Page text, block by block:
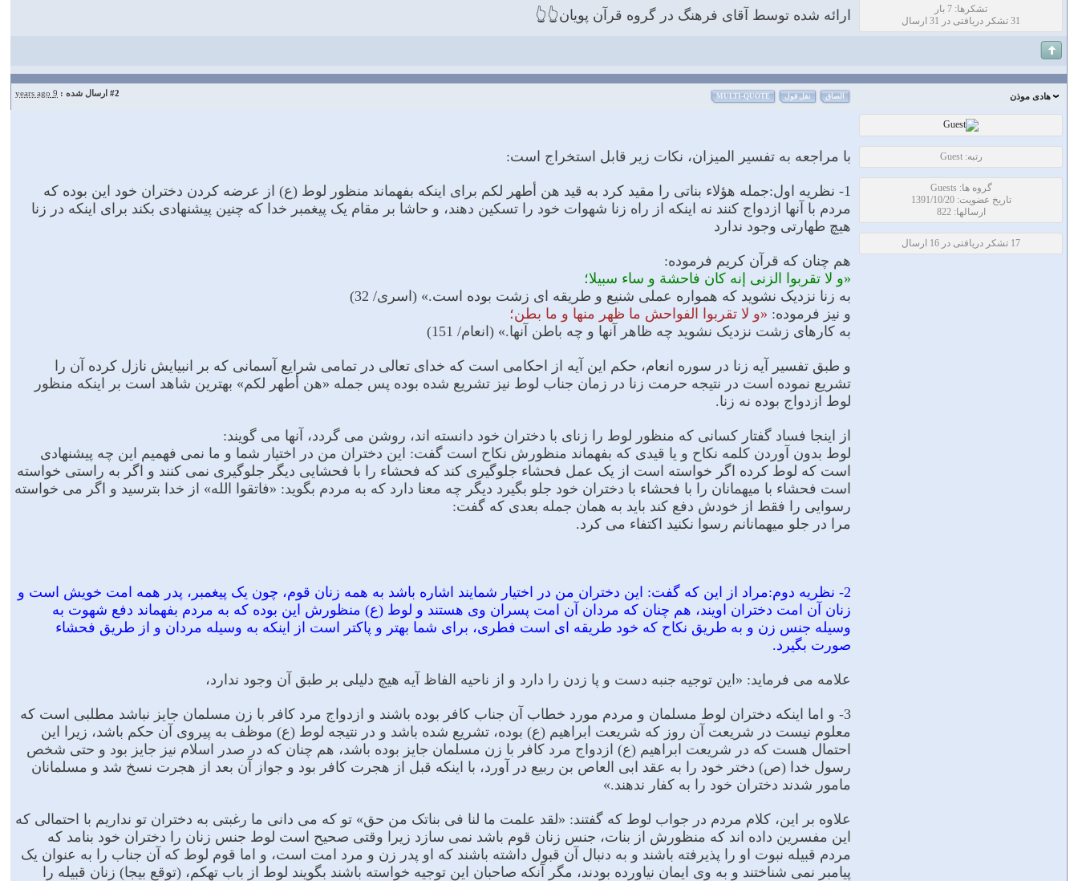
تشکرها: 7 بار
31 تشکر دریافتی در 31 ارسال
ارائه شده توسط آقای فرهنگ در گروه قرآن پویان👆👆
هادی موذن #2 ارسال شده : 9 years ago الصاق نقل قول MULTI-QUOTE
رتبه: Guest
گروه ها: Guests
تاریخ عضویت: 1391/10/20
ارسالها: 822
17 تشکر دریافتی در 16 ارسال
با مراجعه به تفسير الميزان، نكات زير قابل استخراج است:
1- نظريه اول:جمله هؤلاء بناتی را مقید کرد به قید هن أطهر لکم براى اینکه بفهماند منظور لوط (ع) از عرضه کردن دختران خود این بوده که
مردم با آنها ازدواج کنند نه اینکه از راه زنا شهوات خود را تسکین دهند، و حاشا بر مقام یک پیغمبر خدا که چنین پیشنهادى بکند براى اینکه در زنا
هیچ طهارتى وجود ندارد
هم چنان که قرآن کریم فرموده:
«و لا تقربوا الزنى إنه کان فاحشة و ساء سبیلا؛
به زنا نزدیک نشوید که همواره عملى شنیع و طریقه اى زشت بوده است.» (اسرى/ 32)
و نیز فرموده: «و لا تقربوا الفواحش ما ظهر منها و ما بطن؛
به کارهاى زشت نزدیک نشوید چه ظاهر آنها و چه باطن آنها.» (انعام/ 151)
و طبق تفسیر آیه زنا در سوره انعام، حکم این آیه از احکامى است که خداى تعالى در تمامى شرایع آسمانى که بر انبیایش نازل کرده آن را
تشریع نموده است در نتیجه حرمت زنا در زمان جناب لوط نیز تشریع شده بوده پس جمله «هن أطهر لکم» بهترین شاهد است بر اینکه منظور
لوط ازدواج بوده نه زنا.
از اینجا فساد گفتار کسانی که منظور لوط را زناى با دختران خود دانسته اند، روشن مى گردد، آنها می گویند:
لوط بدون آوردن کلمه نکاح و یا قیدى که بفهماند منظورش نکاح است گفت: این دختران من در اختیار شما و ما نمى فهمیم این چه پیشنهادى
است که لوط کرده اگر خواسته است از یک عمل فحشاء جلوگیرى کند که فحشاء را با فحشایى دیگر جلوگیرى نمى کنند و اگر به راستى خواسته
است فحشاء با میهمانان را با فحشاء با دختران خود جلو بگیرد دیگر چه معنا دارد که به مردم بگوید: «فاتقوا الله» از خدا بترسید و اگر مى خواسته
رسوایى را فقط از خودش دفع کند باید به همان جمله بعدى که گفت:
مرا در جلو میهمانانم رسوا نکنید اکتفاء مى کرد.
2- نظريه دوم:مراد از این که گفت: این دختران من در اختیار شمایند اشاره باشد به همه زنان قوم، چون یک پیغمبر، پدر همه امت خویش است و
زنان آن امت دختران اویند، هم چنان که مردان آن امت پسران وى هستند و لوط (ع) منظورش این بوده که به مردم بفهماند دفع شهوت به
وسیله جنس زن و به طریق نکاح که خود طریقه اى است فطرى، براى شما بهتر و پاکتر است از اینکه به وسیله مردان و از طریق فحشاء
صورت بگیرد.
علامه می فرماید: «این توجیه جنبه دست و پا زدن را دارد و از ناحیه الفاظ آیه هیچ دلیلى بر طبق آن وجود ندارد،
3- و اما اینکه دختران لوط مسلمان و مردم مورد خطاب آن جناب کافر بوده باشند و ازدواج مرد کافر با زن مسلمان جایز نباشد مطلبى است که
معلوم نیست در شریعت آن روز که شریعت ابراهیم (ع) بوده، تشریع شده باشد و در نتیجه لوط (ع) موظف به پیروى آن حکم باشد، زیرا این
احتمال هست که در شریعت ابراهیم (ع) ازدواج مرد کافر با زن مسلمان جایز بوده باشد، هم چنان که در صدر اسلام نیز جایز بود و حتى شخص
رسول خدا (ص) دختر خود را به عقد ابى العاص بن ربیع در آورد، با اینکه قبل از هجرت کافر بود و جواز آن بعد از هجرت نسخ شد و مسلمانان
مامور شدند دختران خود را به کفار ندهند.»
علاوه بر این، کلام مردم در جواب لوط که گفتند: «لقد علمت ما لنا فی بناتک من حق» تو که مى دانى ما رغبتى به دختران تو نداریم با احتمالى که
این مفسرین داده اند که منظورش از بنات، جنس زنان قوم باشد نمى سازد زیرا وقتى صحیح است لوط جنس زنان را دختران خود بنامد که
مردم قبیله نبوت او را پذیرفته باشند و به دنبال آن قبول داشته باشند که او پدر زن و مرد امت است، و اما قوم لوط که آن جناب را به عنوان یک
پیامبر نمى شناختند و به وى ایمان نیاورده بودند، مگر آنکه صاحبان این توجیه خواسته باشند بگویند لوط از باب تهکم، (توقع بیجا) زنان قبیله را